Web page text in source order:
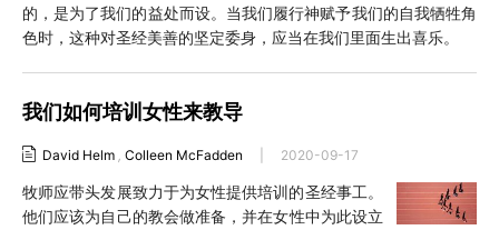
的，是为了我们的益处而设。当我们履行神赋予我们的自我牺牲角
色时，这种对圣经美善的坚定委身，应当在我们里面生出喜乐。
我们如何培训女性来教导
David Helm , Colleen McFadden 2020-09-17
牧师应带头发展致力于为女性提供培训的圣经事工。
他们应该为自己的教会做准备，并在女性中为此设立